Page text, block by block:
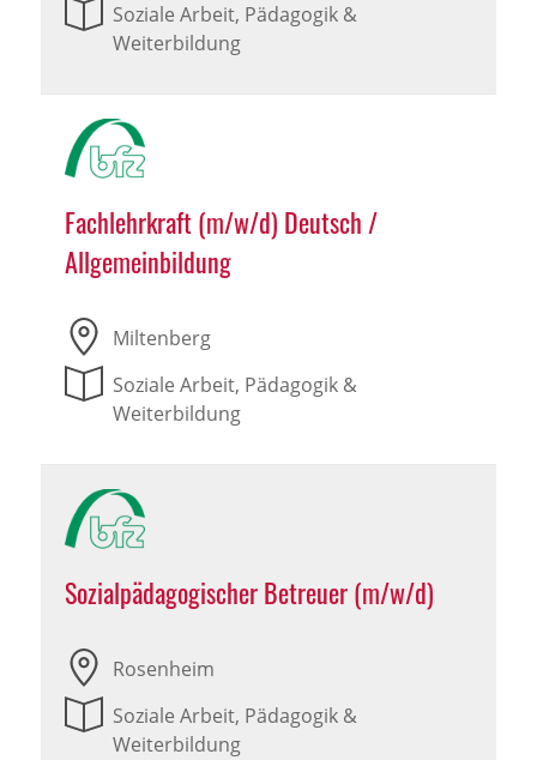
Soziale Arbeit, Pädagogik &
Weiterbildung
Fachlehrkraft (m/w/d) Deutsch /
Allgemeinbildung
Miltenberg
Soziale Arbeit, Pädagogik &
Weiterbildung
Sozialpädagogischer Betreuer (m/w/d)
Rosenheim
Soziale Arbeit, Pädagogik &
Weiterbildung